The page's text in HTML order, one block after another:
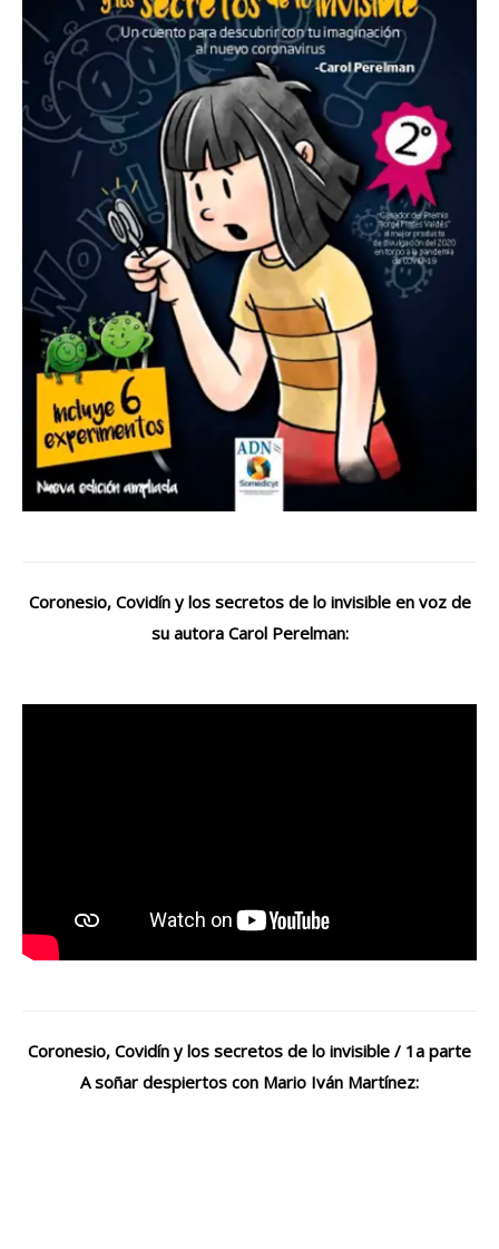
Coronesio, Covidín y los secretos de lo invisible en voz de
su autora Carol Perelman:
Coronesio, Covidín y los secretos de lo invisible / 1a parte
A soñar despiertos con Mario Iván Martínez: